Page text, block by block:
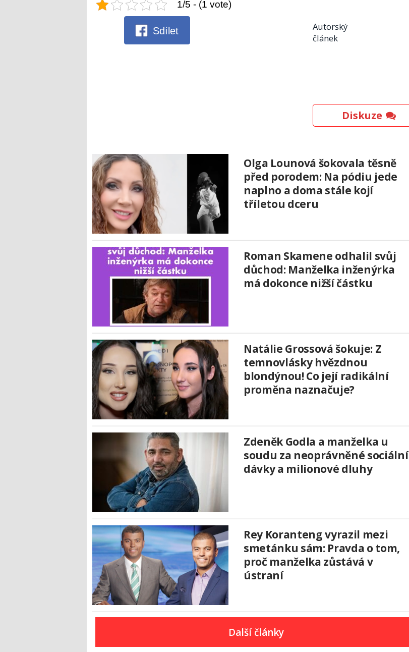
1/5 - (1 vote)
Sdílet
Autorský
článek
Diskuze
Olga Lounová šokovala těsně
před porodem: Na pódiu jede
naplno a doma stále kojí
tříletou dceru
Roman Skamene odhalil svůj
důchod: Manželka inženýrka
má dokonce nižší částku
Natálie Grossová šokuje: Z
temnovlásky hvězdnou
blondýnou! Co její radikální
proměna naznačuje?
Zdeněk Godla a manželka u
soudu za neoprávněné sociální
dávky a milionové dluhy
Rey Koranteng vyrazil mezi
smetánku sám: Pravda o tom,
proč manželka zůstává v
ústraní
Další články